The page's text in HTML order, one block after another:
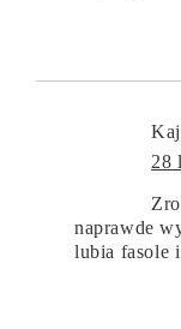
28
naprawde
lubia fasole